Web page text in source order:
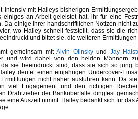
intensiv mit Haileys bisherigen
einiges an Arbeit geleistet hat, ihr für eine
Da einige ihrer handschriftlichen Notizen nicht
wo Hailey schnell feststellt, dass sie die
und bittet sie, die weiteren
gemeinsam mitAlvin Olinskyund Jay
und wird dabei von den beiden Männern
da sie beeindruckt sind, dass sie sich so jung
deutet einen einjährigen Undercover-
nicht näher ausführen kann. Da
viel Engagement und den richtigen
Drahtzieher der Banküberfälle dingfest
eine Auszeit nimmt. Hailey bedankt sich für das